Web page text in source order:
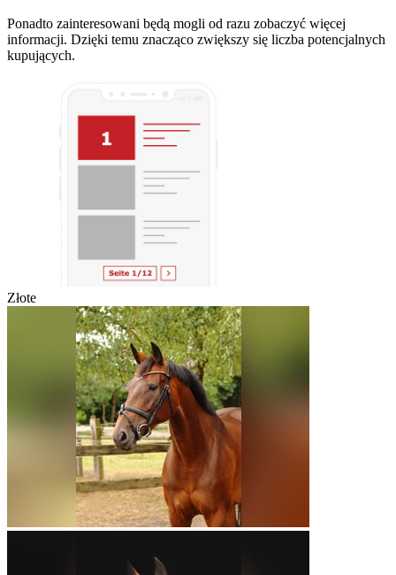
Ponadto zainteresowani będą mogli od razu zobaczyć więcej
informacji. Dzięki temu znacząco zwiększy się liczba potencjalnych
kupujących.
Złote